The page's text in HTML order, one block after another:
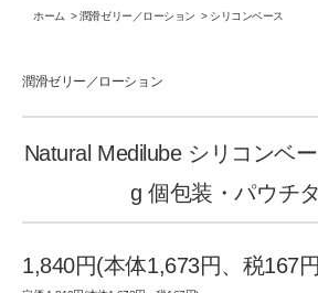
ホーム >潤滑ゼリー／ローション > シリコンベース
潤滑ゼリー／ローション
Natural Medilube シリコンベ
g 個包装・パウチ
1,840円(本体1,673円、税167